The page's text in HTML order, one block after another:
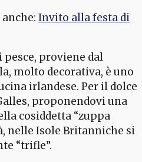
Invito alla festa di
pesce, proviene dal
molto decorativa, è uno
irlandese. Per il dolce
proponendovi una
cosiddetta “zuppa
nelle Isole Britanniche si
“trifle”.